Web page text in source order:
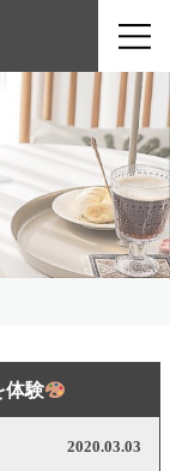
体験
2020.03.03